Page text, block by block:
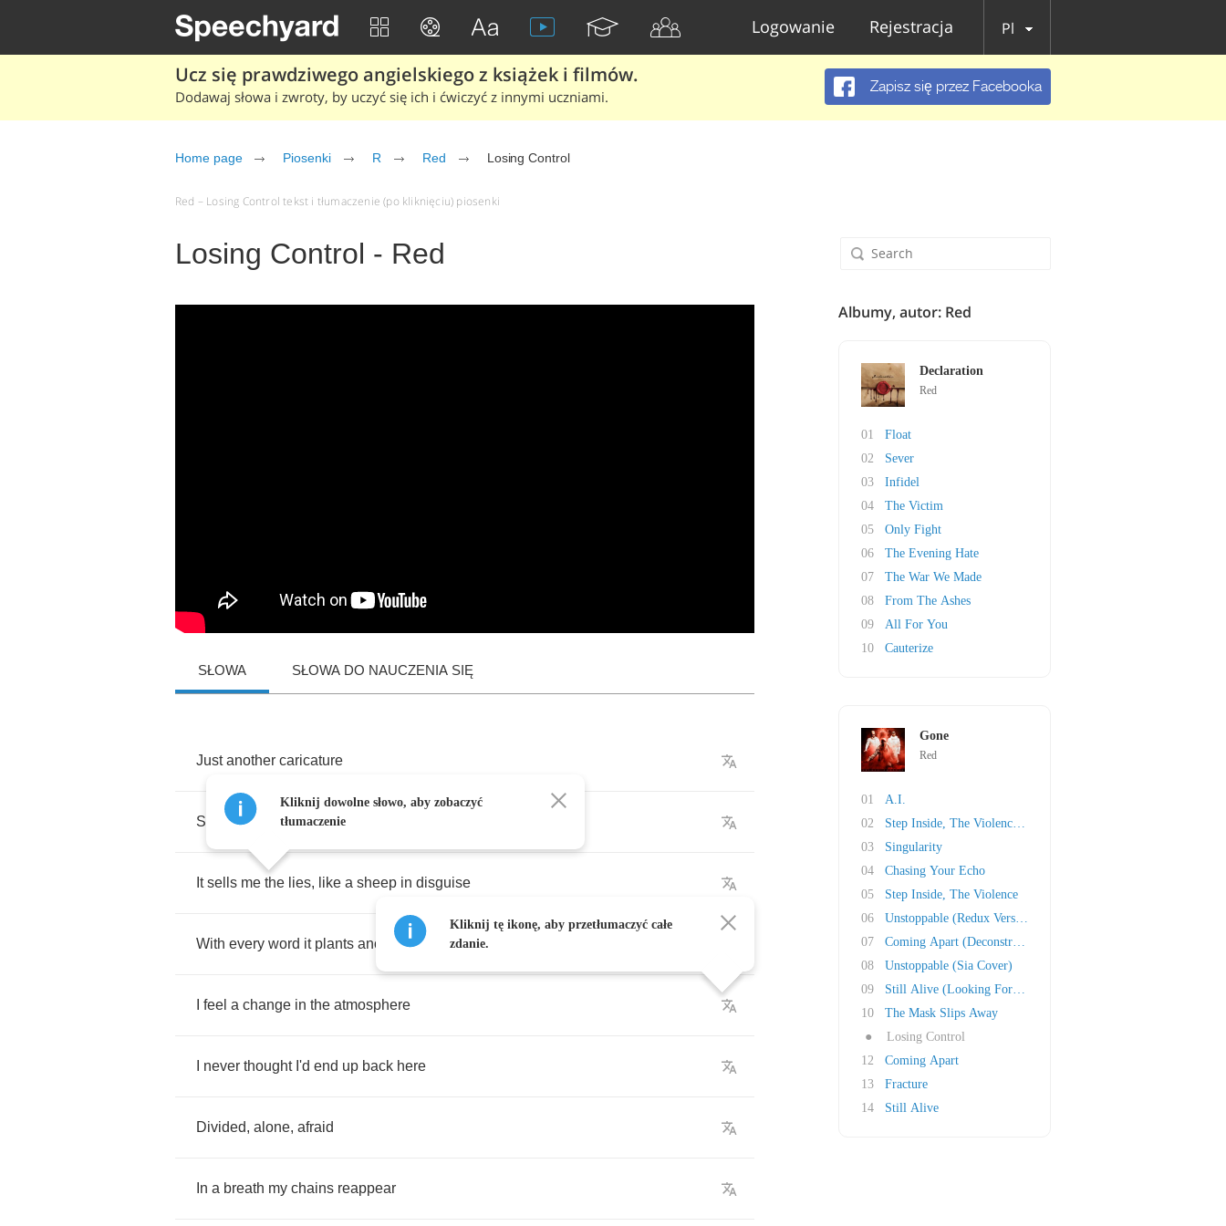
Logowanie Rejestracja Pl
Ucz się prawdziwego angielskiego z książek i filmów.
Dodawaj słowa i zwroty, by uczyć się ich i ćwiczyć z innymi uczniami.
Zapisz się przez Facebooka
Home page Piosenki R Red Losing Control
Red – Losing Control tekst i tłumaczenie (po kliknięciu) piosenki
Losing Control - Red
SŁOWA SŁOWA DO NAUCZENIA SIĘ
Just another caricature
See how temptation leads
It sells me the lies, like a sheep in disguise
With every word it plants another seed
feel a change in the atmosphere
never thought I'd end up back here
Divided, alone, afraid
In a breath my chains reappear
Kliknij dowolne słowo, aby zobaczyć
tłumaczenie
Kliknij tę ikonę, aby przetłumaczyć całe
zdanie.
Albumy, autor: Red
Declaration
Red
01
Float
02
Sever
03
Infidel
04
The Victim
05
Only Fight
06
The Evening Hate
07
The War We Made
08
From The Ashes
09
All For You
10
Cauterize
Gone
Red
01
A.I.
02
Step Inside, The Violence (Alex Nice Remix)
03
Singularity
04
Chasing Your Echo
05
Step Inside, The Violence
06
Unstoppable (Redux Version)
07
Coming Apart (Deconstructed)
08
Unstoppable (Sia Cover)
09
Still Alive (Looking For A Reason)
10
The Mask Slips Away
●
Losing Control
12
Coming Apart
13
Fracture
14
Still Alive